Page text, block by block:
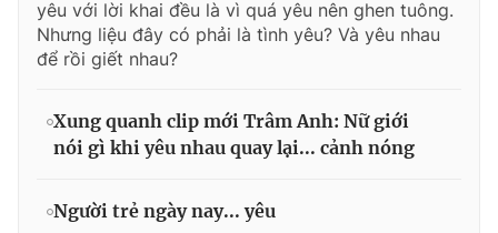
yêu với lời khai đều là vì quá yêu nên ghen tuông.
Nhưng liệu đây có phải là tình yêu? Và yêu nhau
để rồi giết nhau?
Xung quanh clip mới Trâm Anh: Nữ giới
nói gì khi yêu nhau quay lại... cảnh nóng
Người trẻ ngày nay... yêu